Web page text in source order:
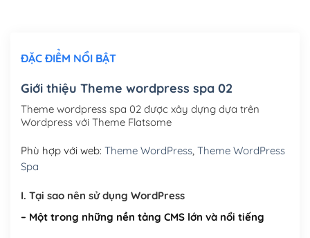
Mua thêm Host + Tên miền
Tên miền Việt Nam .vn (1 năm) (+550,000₫)
Hosting 5GB SSD (1 năm)
Hosting 8GB SSD (1 năm) (+950,000₫)
ĐẶC ĐIỂM NỔI BẬT
Giới thiệu Theme wordpress spa 02
Theme wordpress spa 02 được xây dựng dựa trên
Wordpress với Theme Flatsome
Phù hợp với web: Theme WordPress, Theme WordPress
Spa
I. Tại sao nên sử dụng WordPress
– Một trong những nền tảng CMS lớn và nổi tiếng